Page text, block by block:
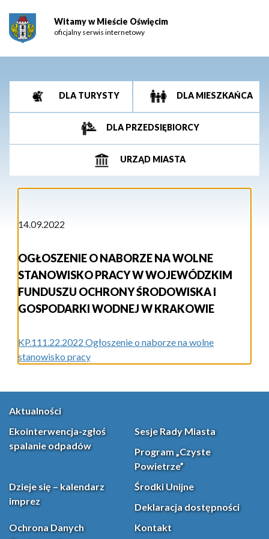
Witamy w Mieście Oświęcim
oficjalny serwis internetowy
DLA TURYSTY DLA MIESZKAŃCA
DLA PRZEDSIĘBIORCY
URZĄD MIASTA
14.09.2022
OGŁOSZENIE O NABORZE NA WOLNE
STANOWISKO PRACY W WOJEWÓDZKIM
FUNDUSZU OCHRONY ŚRODOWISKA I
GOSPODARKI WODNEJ W KRAKOWIE
KP.111.22.2022 Ogłoszenie o naborze na wolne
stanowisko pracy
Aktualności
Ekointerwencja-zgłoś
spalanie odpadów
Sesje Rady Miasta
Program „Czyste
Powietrze”
Dzieje się – kalendarz
imprez
Środki Unijne
Deklaracja dostępności
Ochrona Danych
Kontakt